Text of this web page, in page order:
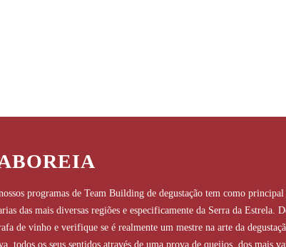
programas de Team Building de degustação tem como
das mais diversas regiões e especificamente da Serra da Estrela.
de vinho e verifique se é realmente um mestre na arte da
todos os seus sentidos através de uma prova de queijos, dos mais